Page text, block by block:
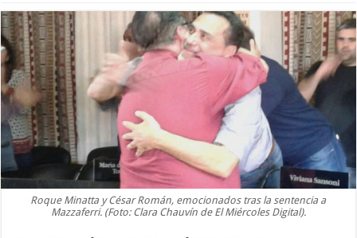
Roque Minatta y César Román, emocionados tras la sentencia a
Mazzaferri. (Foto: Clara Chauvín de El Miércoles Digital).